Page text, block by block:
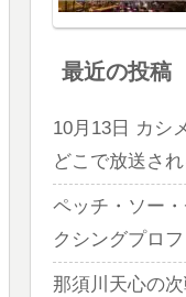
最近の投稿
10月13日 カシ
どこで放送さ
ペッチ・ソー
クシングプロ
那須川天心の